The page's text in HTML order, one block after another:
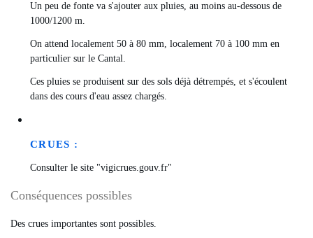
Un peu de fonte va s'ajouter aux pluies, au moins au-dessous de
1000/1200 m.
On attend localement 50 à 80 mm, localement 70 à 100 mm en
particulier sur le Cantal.
Ces pluies se produisent sur des sols déjà détrempés, et s'écoulent
dans des cours d'eau assez chargés.
CRUES :
Consulter le site "vigicrues.gouv.fr"
Conséquences possibles
Des crues importantes sont possibles.